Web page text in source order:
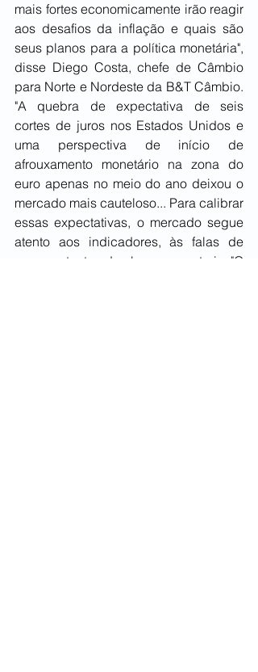
mais fortes economicamente irão reagir
aos desafios da inflação e quais são
seus planos para a política monetária",
disse Diego Costa, chefe de Câmbio
para Norte e Nordeste da B&T Câmbio.
"A quebra de expectativa de seis
cortes de juros nos Estados Unidos e
uma perspectiva de início de
afrouxamento monetário na zona do
euro apenas no meio do ano deixou o
mercado mais cauteloso... Para calibrar
essas expectativas, o mercado segue
atento aos indicadores, às falas de
representantes dos bancos centrais. "O